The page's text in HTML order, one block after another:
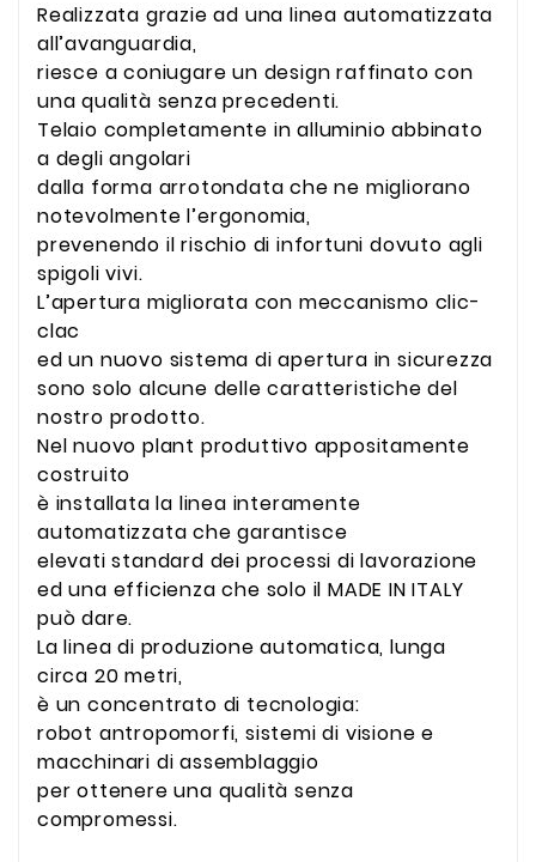
Realizzata grazie ad una linea automatizzata
all’avanguardia,
riesce a coniugare un design raffinato con
una qualità senza precedenti.
Telaio completamente in alluminio abbinato
a degli angolari
dalla forma arrotondata che ne migliorano
notevolmente l’ergonomia,
prevenendo il rischio di infortuni dovuto agli
spigoli vivi.
L’apertura migliorata con meccanismo clic-
clac
ed un nuovo sistema di apertura in sicurezza
sono solo alcune delle caratteristiche del
nostro prodotto.
Nel nuovo plant produttivo appositamente
costruito
è installata la linea interamente
automatizzata che garantisce
elevati standard dei processi di lavorazione
ed una efficienza che solo il MADE IN ITALY
può dare.
La linea di produzione automatica, lunga
circa 20 metri,
è un concentrato di tecnologia:
robot antropomorfi, sistemi di visione e
macchinari di assemblaggio
per ottenere una qualità senza
compromessi.